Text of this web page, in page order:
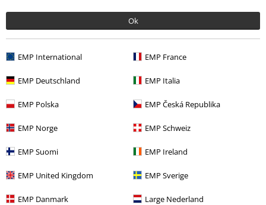
Ok
EMP International EMP France
EMP Deutschland EMP Italia
EMP Polska EMP Česká Republika
EMP Norge EMP Schweiz
EMP Suomi EMP Ireland
EMP United Kingdom EMP Sverige
EMP Danmark Large Nederland
Senast besökt